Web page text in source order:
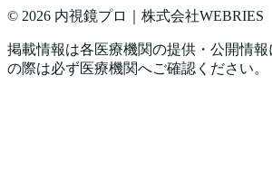
© 2026 内視鏡プロ｜株式会社WEBRIES
掲載情報は各医療機関の提供・公開情
の際は必ず医療機関へご確認ください。